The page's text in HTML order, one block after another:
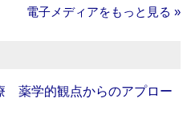
電子メディアをもっと見る »
薬学的観点からのアプロー